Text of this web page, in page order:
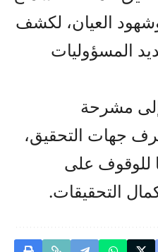
العيان، لكشف
المسؤوليات
مشرحة
جهات التحقيق،
للوقوف على
التحقيقات.